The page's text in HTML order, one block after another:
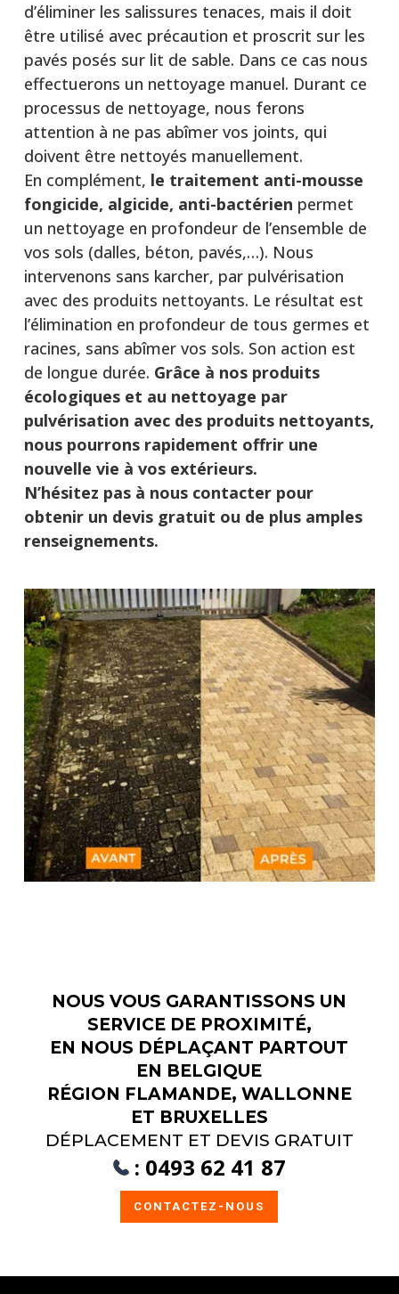
d’éliminer les salissures tenaces, mais il doit
être utilisé avec précaution et proscrit sur les
pavés posés sur lit de sable. Dans ce cas nous
effectuerons un nettoyage manuel. Durant ce
processus de nettoyage, nous ferons
attention à ne pas abîmer vos joints, qui
doivent être nettoyés manuellement.
En complément, le traitement anti-mousse
fongicide, algicide, anti-bactérien permet
un nettoyage en profondeur de l’ensemble de
vos sols (dalles, béton, pavés,…). Nous
intervenons sans karcher, par pulvérisation
avec des produits nettoyants. Le résultat est
l’élimination en profondeur de tous germes et
racines, sans abîmer vos sols. Son action est
de longue durée. Grâce à nos produits
écologiques et au nettoyage par
pulvérisation avec des produits nettoyants,
nous pourrons rapidement offrir une
nouvelle vie à vos extérieurs.
N’hésitez pas à nous contacter pour
obtenir un devis gratuit ou de plus amples
renseignements.
NOUS VOUS GARANTISSONS UN
SERVICE DE PROXIMITÉ,
EN NOUS DÉPLAÇANT PARTOUT
EN BELGIQUE
RÉGION FLAMANDE, WALLONNE
ET BRUXELLES
DÉPLACEMENT ET DEVIS GRATUIT
: 0493 62 41 87
CONTACTEZ-NOUS